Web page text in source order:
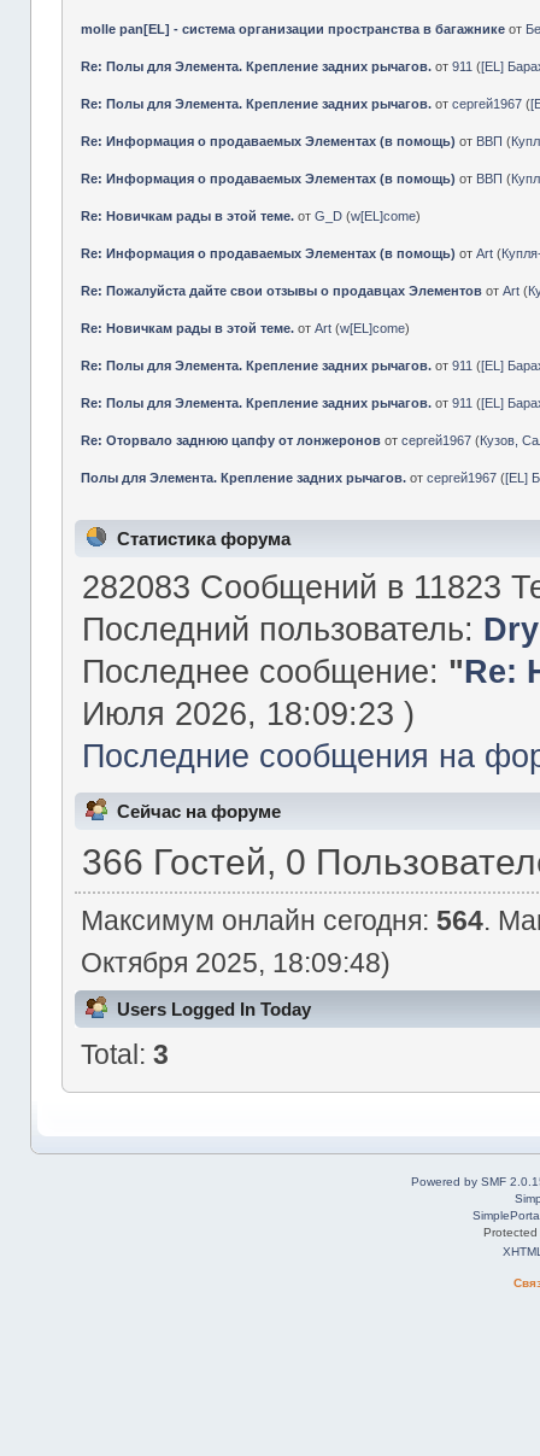
molle pan[EL] - система организации пространства в багажнике от
Re: Полы для Элемента. Крепление задних рычагов. от911 ([EL]
Re: Полы для Элемента. Крепление задних рычагов. отсергей1967 (
Re: Информация о продаваемых Элементах (в помощь) от ВВП (
Re: Информация о продаваемых Элементах (в помощь) от ВВП (
Re: Новичкам рады в этой теме. отG_D (w[EL]come)
Re: Информация о продаваемых Элементах (в помощь) отArt (
Re: Пожалуйста дайте свои отзывы о продавцах Элементов отArt (
Re: Новичкам рады в этой теме. отArt (w[EL]come)
Re: Полы для Элемента. Крепление задних рычагов. от911 ([EL]
Re: Полы для Элемента. Крепление задних рычагов. от911 ([EL]
Re: Оторвало заднюю цапфу от лонжеронов отсергей1967 (Кузов,
Полы для Элемента. Крепление задних рычагов. отсергей1967 ([EL]
Статистика форума
282083 Сообщений в 11823
Последний пользователь: Dry
Последнее сообщение: "Re:
Июля 2026, 18:09:23 )
Последние сообщения на
Сейчас на форуме
366 Гостей, 0
Максимум онлайн сегодня: 564.
Октября 2025, 18:09:48)
Users Logged In Today
Total: 3
Powered by SMF